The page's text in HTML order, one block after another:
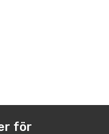
för